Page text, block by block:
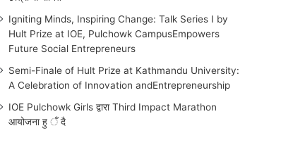
Igniting Minds, Inspiring Change: Talk Series I by
Hult Prize at IOE, Pulchowk CampusEmpowers
Future Social Entrepreneurs
Semi-Finale of Hult Prize at Kathmandu University:
A Celebration of Innovation andEntrepreneurship
IOE Pulchowk Girls द्वारा Third Impact Marathon
आयोजना हु ँ दै